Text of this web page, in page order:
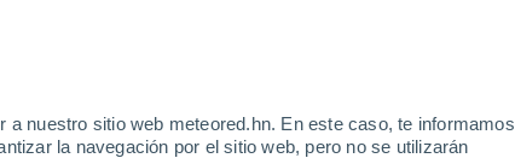
nuestro sitio web meteored.hn. En este caso, te informamos
la navegación por el sitio web, pero no se utilizarán
12 15 18 21 00 03 06 09 12 15 18 21 00